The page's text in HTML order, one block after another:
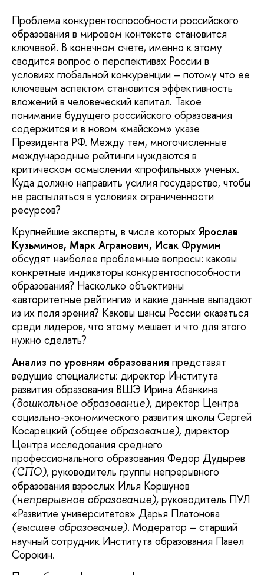
Проблема конкурентоспособности российского
образования в мировом контексте становится
ключевой. В конечном счете, именно к этому
сводится вопрос о перспективах России в
условиях глобальной конкуренции – потому что ее
ключевым аспектом становится эффективность
вложений в человеческий капитал. Такое
понимание будущего российского образования
содержится и в новом «майском» указе
Президента РФ. Между тем, многочисленные
международные рейтинги нуждаются в
критическом осмыслении «профильных» ученых.
Куда должно направить усилия государство, чтобы
не распыляться в условиях ограниченности
ресурсов?
Крупнейшие эксперты, в числе которых Ярослав
Кузьминов, Марк Агранович, Исак Фрумин
обсудят наиболее проблемные вопросы: каковы
конкретные индикаторы конкурентоспособности
образования? Насколько объективны
«авторитетные рейтинги» и какие данные выпадают
из их поля зрения? Каковы шансы России оказаться
среди лидеров, что этому мешает и что для этого
нужно сделать?
Анализ по уровням образования представят
ведущие специалисты: директор Института
развития образования ВШЭ Ирина Абанкина
(дошкольное образование), директор Центра
социально-экономического развития школы Сергей
Косарецкий (общее образование), директор
Центра исследования среднего
профессионального образования Федор Дудырев
(СПО), руководитель группы непрерывного
образования взрослых Илья Коршунов
(непрерывное образование), руководитель ПУЛ
«Развитие университетов» Дарья Платонова
(высшее образование). Модератор – старший
научный сотрудник Института образования Павел
Сорокин.